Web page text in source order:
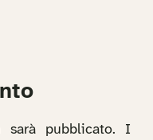
pubblicato.
I